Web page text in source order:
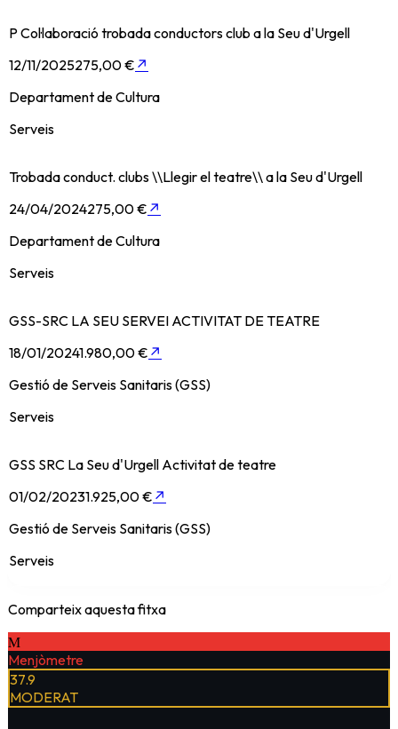
P Col·laboració trobada conductors club a la Seu d'Urgell
12/11/2025275,00 € ↗
Departament de Cultura
Serveis
Trobada conduct. clubs \\Llegir el teatre\\ a la Seu d'Urgell
24/04/2024275,00 € ↗
Departament de Cultura
Serveis
GSS-SRC LA SEU SERVEI ACTIVITAT DE TEATRE
18/01/20241.980,00 € ↗
Gestió de Serveis Sanitaris (GSS)
Serveis
GSS SRC La Seu d'Urgell Activitat de teatre
01/02/20231.925,00 € ↗
Gestió de Serveis Sanitaris (GSS)
Serveis
Comparteix aquesta fitxa
M
Menjòmetre
37.9
MODERAT